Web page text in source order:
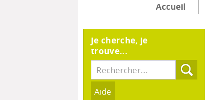
Accueil
Je cherche, je
trouve...